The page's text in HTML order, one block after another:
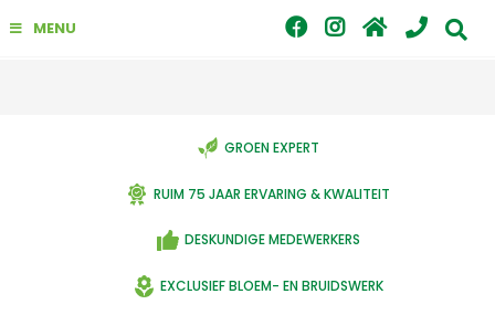
GROEN EXPERT
RUIM 75 JAAR ERVARING & KWALITEIT
DESKUNDIGE MEDEWERKERS
EXCLUSIEF BLOEM- EN BRUIDSWERK
MENU